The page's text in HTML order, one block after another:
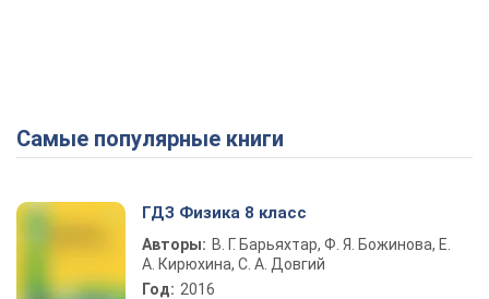
Самые популярные книги
ГДЗ Физика 8 класс
Авторы: В. Г. Барьяхтар, Ф. Я. Божинова, Е.
А. Кирюхина, С. А. Довгий
Год: 2016